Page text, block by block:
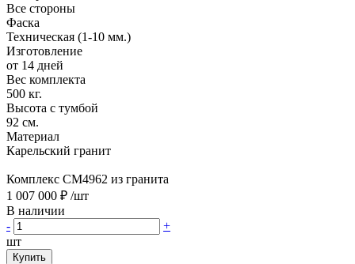
Все стороны
Фаска
Техническая (1-10 мм.)
Изготовление
от 14 дней
Вес комплекта
500 кг.
Высота с тумбой
92 см.
Материал
Карельский гранит
Комплекс CM4962 из гранита
1 007 000 ₽ /шт
В наличии
-
+
шт
Купить